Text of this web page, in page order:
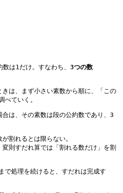
数は1だけ。すなわち、3つの数
は、まず小さい素数から順に、「この
べていく。
は、その素数は段の公約数であり、3
割れるとは限らない。
則すだれ算では「割れる数だけ」を割
で処理を続けると、すだれは完成す